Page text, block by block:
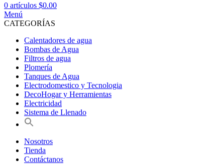
0 artículos $0.00
Menú
CATEGORÍAS
Calentadores de agua
Bombas de Agua
Filtros de agua
Plomería
Tanques de Agua
Electrodomestico y Tecnologia
DecoHogar y Herramientas
Electricidad
Sistema de Llenado
Nosotros
Tienda
Contáctanos